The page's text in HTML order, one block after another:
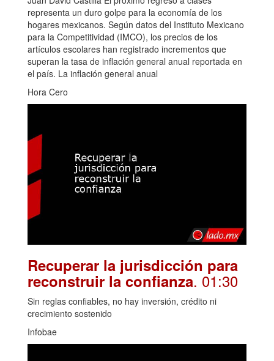
representa un duro golpe para la economía de los
hogares mexicanos. Según datos del Instituto Mexicano
para la Competitividad (IMCO), los precios de los
artículos escolares han registrado incrementos que
superan la tasa de inflación general anual reportada en
el país. La inflación general anual
Hora Cero
Recuperar la jurisdicción para
reconstruir la confianza. 01:30
Sin reglas confiables, no hay inversión, crédito ni
crecimiento sostenido
Infobae